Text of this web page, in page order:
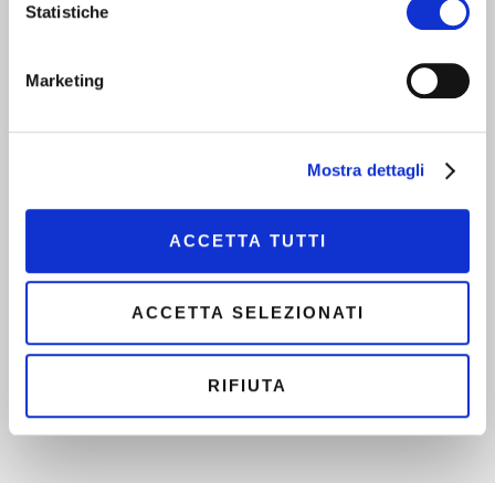
Statistiche
Marketing
Mostra dettagli
ACCETTA TUTTI
ACCETTA SELEZIONATI
RIFIUTA